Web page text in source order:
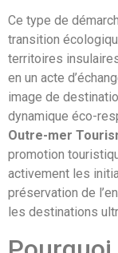
Ce type de
transition
territoires
en un acte
image de
dynamique éco-
Outre-mer
promotion
activement les
préservation de
les destinations